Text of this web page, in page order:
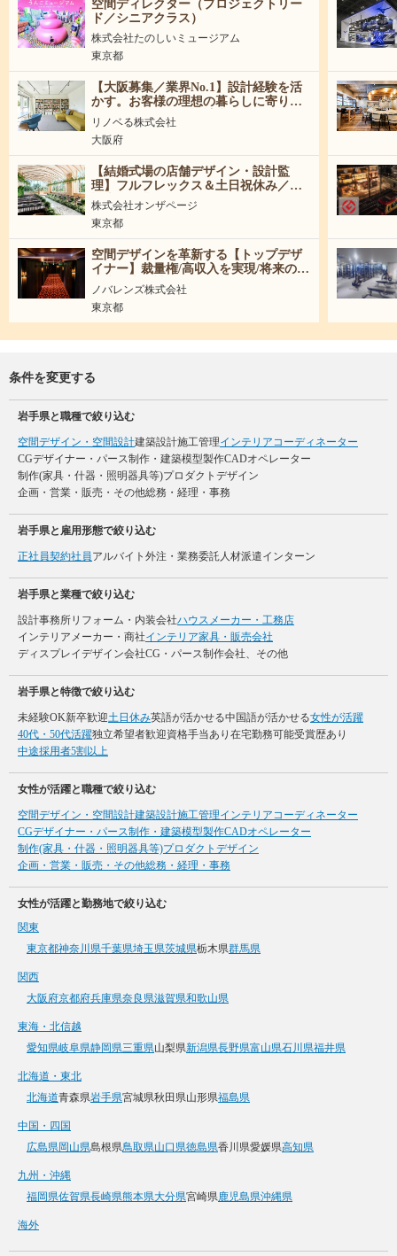
空間ディレクター（プロジェクトリー
ド／シニアクラス）
株式会社たのしいミュージアム
東京都
【大阪募集／業界No.1】設計経験を活
かす。お客様の理想の暮らしに寄り添
うリノベーション設計職
リノベる株式会社
大阪府
【結婚式場の店舗デザイン・設計監
理】フルフレックス＆土日祝休み／東
証上場企業で活躍！
株式会社オンザページ
東京都
空間デザインを革新する【トップデザ
イナー】裁量権/高収入を実現/将来の事
業責任者候補
ノバレンズ株式会社
東京都
条件を変更する
岩手県と職種で絞り込む
空間デザイン・空間設計建築設計施工管理インテリアコーディネーター
CGデザイナー・パース制作・建築模型製作CADオペレーター
制作(家具・什器・照明器具等)プロダクトデザイン
企画・営業・販売・その他総務・経理・事務
岩手県と雇用形態で絞り込む
正社員契約社員アルバイト 外注・業務委託人材派遣インターン
岩手県と業種で絞り込む
設計事務所リフォーム・内装会社ハウスメーカー・工務店
インテリアメーカー・商社インテリア家具・販売会社
ディスプレイデザイン会社CG・パース制作会社、その他
岩手県と特徴で絞り込む
未経験OK新卒歓迎土日休み英語が活かせる中国語が活かせる女性が活躍
40代・50代活躍独立希望者歓迎資格手当あり 在宅勤務可能受賞歴あり
中途採用者5割以上
女性が活躍と職種で絞り込む
空間デザイン・空間設計建築設計施工管理インテリアコーディネーター
CGデザイナー・パース制作・建築模型製作CADオペレーター
制作(家具・什器・照明器具等)プロダクトデザイン
企画・営業・販売・その他総務・経理・事務
女性が活躍と勤務地で絞り込む
関東
東京都神奈川県千葉県埼玉県茨城県栃木県群馬県
関西
大阪府京都府兵庫県奈良県滋賀県和歌山県
東海・北信越
愛知県岐阜県静岡県三重県山梨県新潟県長野県富山県石川県福井県
北海道・東北
北海道青森県岩手県宮城県秋田県山形県福島県
中国・四国
広島県岡山県島根県鳥取県山口県徳島県香川県愛媛県高知県
九州・沖縄
福岡県佐賀県長崎県熊本県大分県宮崎県鹿児島県沖縄県
海外